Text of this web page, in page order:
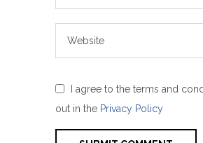
I agree to the terms and
out in the Privacy Policy